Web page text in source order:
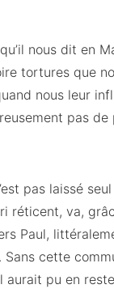
nous dit en
tortures que
nous leur
pas
pas laissé
réticent, va,
Paul,
cette
pu en